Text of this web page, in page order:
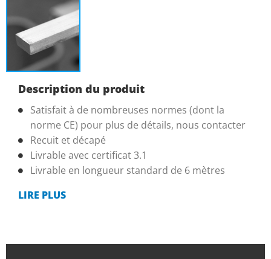
Description du produit
Satisfait à de nombreuses normes (dont la
norme CE) pour plus de détails, nous contacter
Recuit et décapé
Livrable avec certificat 3.1
Livrable en longueur standard de 6 mètres
LIRE PLUS